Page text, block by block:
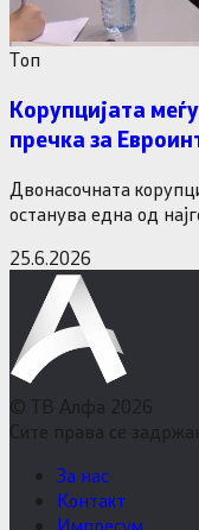
Tоп
Корупцијата
пречка за
Двонасочната
останува една од
25.6.2026
© ТВ Алфа 2026
Сите права се
За нас
Контакт
Импресум